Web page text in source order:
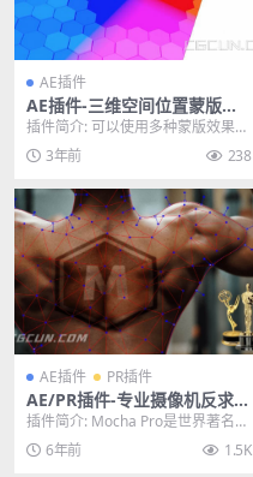
AE插件
AE插件-三维空间位置蒙版遮
罩插件 Position Matte v2.3
Win/Mac破解版
插件简介: 可以使用多种蒙版效果来
制作三维空间下的遮罩，这样可以
轻松地添加文字或...
3年前 238
AE插件 PR插件
AE/PR插件-专业摄像机反求褶
皱平面跟踪插件Mocha Pro 2
021 v8.0.0 Win破解版
插件简介: Mocha Pro是世界著名的
平面跟踪，旋转定位和物体去除工
具。对于...
6年前 1.5K